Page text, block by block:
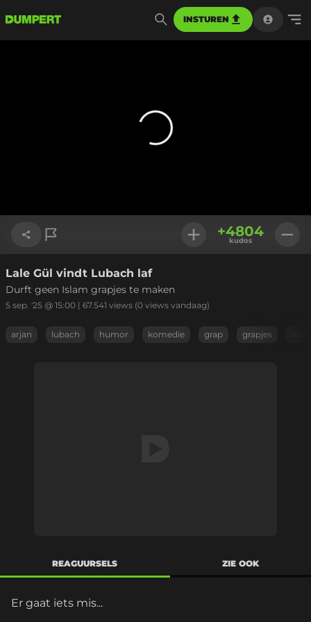
INSTUREN
Link kopiëren
+4804
kudos
Lale Gül vindt Lubach laf
Durft geen Islam grapjes te maken
5 sep. '25 @ 15:00 | 67.541 views (0 views vandaag)
arjan lubach humor komedie grap grapjes
REAGUURSELS ZIE OOK
Er gaat iets mis...